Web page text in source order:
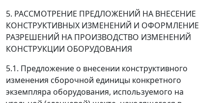
5. РАССМОТРЕНИЕ ПРЕДЛОЖЕНИЙ НА ВНЕСЕНИЕ
КОНСТРУКТИВНЫХ ИЗМЕНЕНИЙ И ОФОРМЛЕНИЕ
РАЗРЕШЕНИЙ НА ПРОИЗВОДСТВО ИЗМЕНЕНИЙ
КОНСТРУКЦИИ ОБОРУДОВАНИЯ
5.1. Предложение о внесении конструктивного
изменения сборочной единицы конкретного
экземпляра оборудования, используемого на